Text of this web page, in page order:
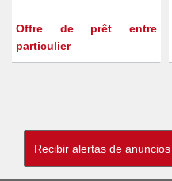
Offre de prêt entre
particulier